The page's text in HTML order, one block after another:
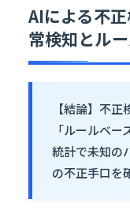
AIによる不
常検知とル
【結論】不
「ルールベー
統計で未知の
の不正手口を